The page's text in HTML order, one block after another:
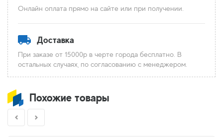
Онлайн оплата прямо на сайте или при получении.
Доставка
При заказе от 15000р в черте города бесплатно. В
остальных случаях, по согласованию с менеджером.
Похожие товары